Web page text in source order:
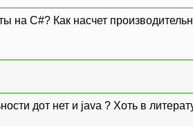
на C#? Как насчет
дот нет и java ? Хоть в